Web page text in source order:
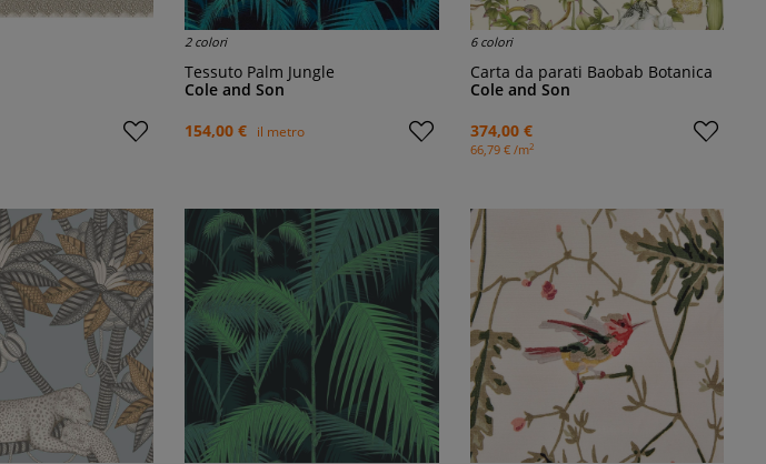
2 colori
Tessuto Palm Jungle
Cole and Son
154,00 € il metro
6 colori
Carta da parati Baobab Botanica
Cole and Son
374,00 €
66,79 € /m2